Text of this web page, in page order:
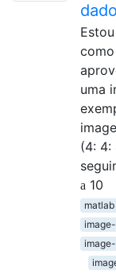
uma
(4: 4:
10
matlab